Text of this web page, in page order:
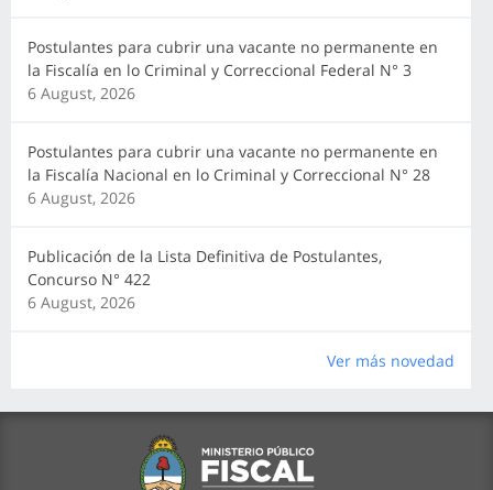
Postulantes para cubrir una vacante no permanente en
la Fiscalía en lo Criminal y Correccional Federal N° 3
6 August, 2026
Postulantes para cubrir una vacante no permanente en
la Fiscalía Nacional en lo Criminal y Correccional N° 28
6 August, 2026
Publicación de la Lista Definitiva de Postulantes,
Concurso N° 422
6 August, 2026
Ver más novedad